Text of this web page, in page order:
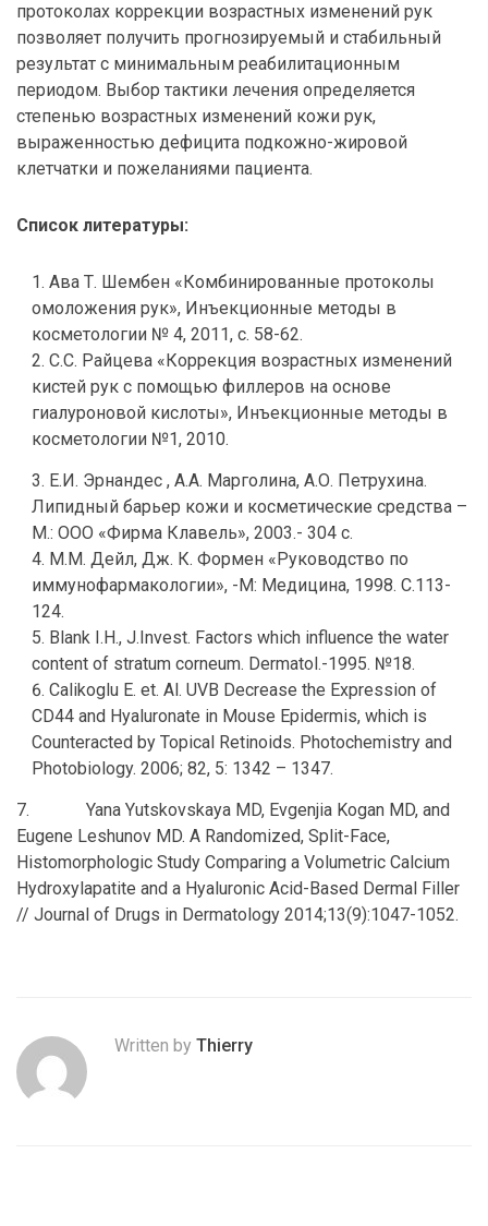
протоколах коррекции возрастных изменений рук
позволяет получить прогнозируемый и стабильный
результат с минимальным реабилитационным
периодом. Выбор тактики лечения определяется
степенью возрастных изменений кожи рук,
выраженностью дефицита подкожно-жировой
клетчатки и пожеланиями пациента.
Список литературы:
Ава Т. Шембен «Комбинированные протоколы
омоложения рук», Инъекционные методы в
косметологии № 4, 2011, с. 58-62.
С.С. Райцева «Коррекция возрастных изменений
кистей рук с помощью филлеров на основе
гиалуроновой кислоты», Инъекционные методы в
косметологии №1, 2010.
Е.И. Эрнандес , А.А. Марголина, А.О. Петрухина.
Липидный барьер кожи и косметические средства –
М.: ООО «Фирма Клавель», 2003.- 304 с.
М.М. Дейл, Дж. К. Формен «Руководство по
иммунофармакологии», -М: Медицина, 1998. С.113-
124.
Blank I.H., J.Invest. Factors which influence the water
content of stratum corneum. Dermatol.-1995. №18.
Calikoglu E. et. Al. UVB Decrease the Expression of
CD44 and Hyaluronate in Mouse Epidermis, which is
Counteracted by Topical Retinoids. Photochemistry and
Photobiology. 2006; 82, 5: 1342 – 1347.
7. Yana Yutskovskaya MD, Evgenjia Kogan MD, and
Eugene Leshunov MD. A Randomized, Split-Face,
Histomorphologic Study Comparing a Volumetric Calcium
Hydroxylapatite and a Hyaluronic Acid-Based Dermal Filler
// Journal of Drugs in Dermatology 2014;13(9):1047-1052.
Written by Thierry